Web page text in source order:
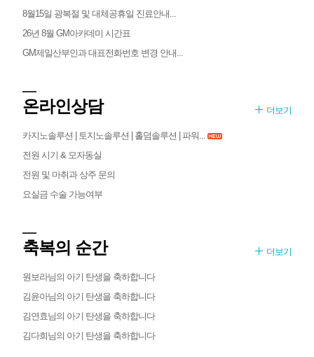
8월15일 광복절 및 대체공휴일 진료안내...
26년 8월 GM아카데미 시간표
GM제일산부인과 대표전화번호 변경 안내...
온라인상담 더보기
카지노솔루션 | 토지노솔루션 | 홀덤솔루션 | 파워...
전원 시기 & 모자동실
전원 및 마취과 상주 문의
요실금 수술 가능여부
축복의 순간 더보기
원보라님의 아기 탄생을 축하합니다
김윤아님의 아기 탄생을 축하합니다
김연효님의 아기 탄생을 축하합니다
김다희님의 아기 탄생을 축하합니다